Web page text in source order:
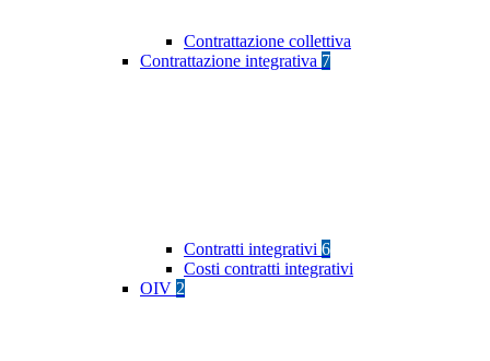
Contrattazione collettiva
Contrattazione integrativa 7
Contratti integrativi 6
Costi contratti integrativi
OIV 2